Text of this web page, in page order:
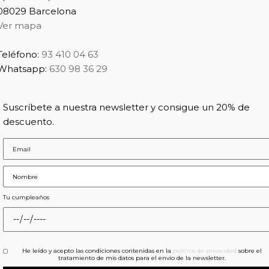
Barcelona
mapa
93 410 04 63
630 98 36 29
Suscríbete a nuestra newsletter y consigue un 20% de
descuento.
Tu cumpleaños
He leído y acepto las condiciones contenidas en la política de privacidad sobre el
tratamiento de mis datos para el envío de la newsletter.